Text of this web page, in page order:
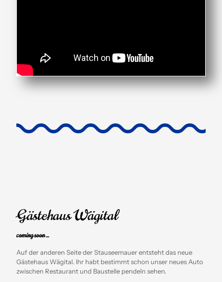
Gästehaus Wägital
coming soon …
Auf der anderen Seite der Stauseemauer entsteht das neue
Gästehaus Wägital. Ihr habt bestimmt schon unser neues Auto
zwischen Restaurant und Baustelle pendeln sehen.